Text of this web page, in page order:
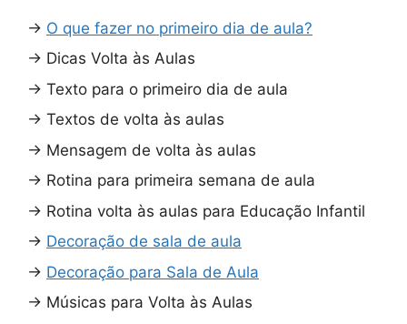
→ O que fazer no primeiro dia de aula?
→ Dicas Volta às Aulas
→ Texto para o primeiro dia de aula
→ Textos de volta às aulas
→ Mensagem de volta às aulas
→ Rotina para primeira semana de aula
→ Rotina volta às aulas para Educação Infantil
→ Decoração de sala de aula
→ Decoração para Sala de Aula
→ Músicas para Volta às Aulas